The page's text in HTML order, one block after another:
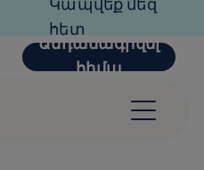
Կապվեք մեզ
հետ
Անդամագրվել
հիմա